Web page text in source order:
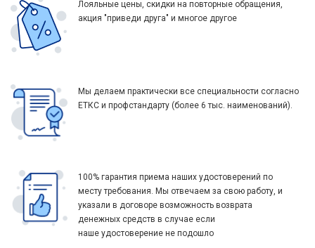
Лояльные цены, скидки на повторные обращения,
акция "приведи друга" и многое другое
Мы делаем практически все специальности согласно
ЕТКС и профстандарту (более 6 тыс. наименований).
100% гарантия приема наших удостоверений по
месту требования. Мы отвечаем за свою работу, и
указали в договоре возможность возврата
денежных средств в случае если
наше удостоверение не подошло